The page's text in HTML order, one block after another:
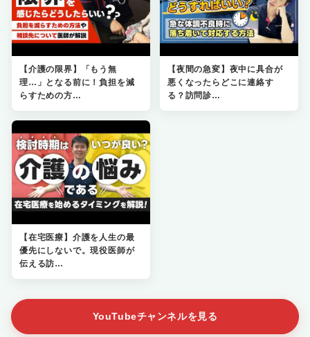
【介護の限界】「もう無
理…」となる前に！負担を減
らすための方…
【夜間の急変】夜中に具合が
悪くなったらどこに連絡す
る？訪問診…
【在宅医療】介護を人生の最
優先にしないで。現役医師が
伝える訪…
YouTubeチャンネルを見る